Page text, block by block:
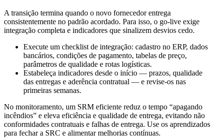
A transição termina quando o novo fornecedor entrega
consistentemente no padrão acordado. Para isso, o go-live exige
integração completa e indicadores que sinalizem desvios cedo.
Execute um checklist de integração: cadastro no ERP, dados
bancários, condições de pagamento, tabelas de preço,
parâmetros de qualidade e rotas logísticas.
Estabeleça indicadores desde o início — prazos, qualidade
das entregas e aderência contratual — e revise-os nas
primeiras semanas.
No monitoramento, um SRM eficiente reduz o tempo “apagando
incêndios” e eleva eficiência e qualidade de entrega, evitando não
conformidades contratuais e falhas de entrega. Use os aprendizados
para fechar a SRC e alimentar melhorias contínuas.